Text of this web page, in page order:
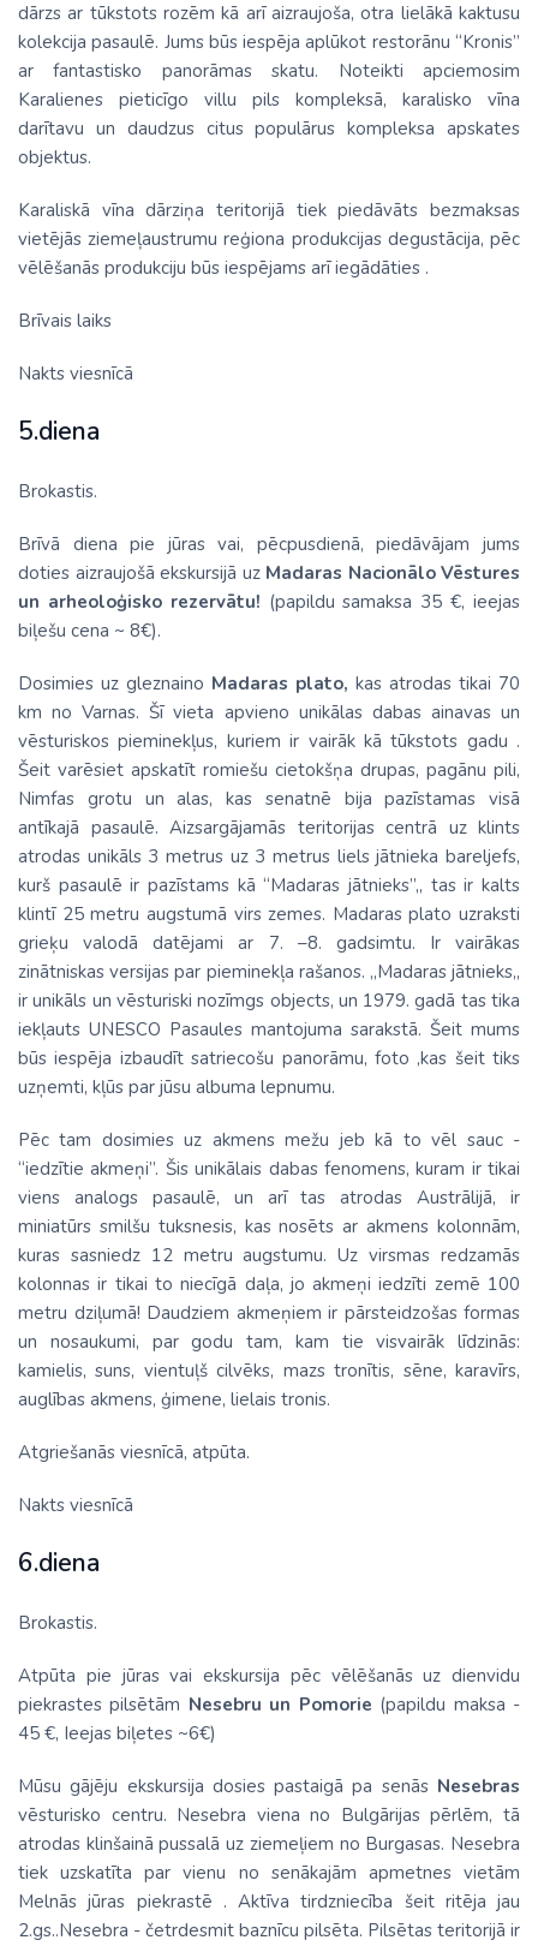
dārzs ar tūkstots rozēm kā arī aizraujoša, otra lielākā kaktusu
kolekcija pasaulē. Jums būs iespēja aplūkot restorānu “Kronis”
ar fantastisko panorāmas skatu. Noteikti apciemosim
Karalienes pieticīgo villu pils kompleksā, karalisko vīna
darītavu un daudzus citus populārus kompleksa apskates
objektus.
Karaliskā vīna dārziņa teritorijā tiek piedāvāts bezmaksas
vietējās ziemeļaustrumu reģiona produkcijas degustācija, pēc
vēlēšanās produkciju būs iespējams arī iegādāties .
Brīvais laiks
Nakts viesnīcā
5.diena
Brokastis.
Brīvā diena pie jūras vai, pēcpusdienā, piedāvājam jums
doties aizraujošā ekskursijā uzMadaras Nacionālo Vēstures
un arheoloģisko rezervātu! (papildu samaksa 35 €, ieejas
biļešu cena ~ 8€).
Dosimies uz gleznaino Madaras plato, kas atrodas tikai 70
km no Varnas. Šī vieta apvieno unikālas dabas ainavas un
vēsturiskos pieminekļus, kuriem ir vairāk kā tūkstots gadu .
Šeit varēsiet apskatīt romiešu cietokšņa drupas, pagānu pili,
Nimfas grotu un alas, kas senatnē bija pazīstamas visā
antīkajā pasaulē. Aizsargājamās teritorijas centrā uz klints
atrodas unikāls 3 metrus uz 3 metrus liels jātnieka bareljefs,
kurš pasaulē ir pazīstams kā “Madaras jātnieks”,, tas ir kalts
klintī 25 metru augstumā virs zemes. Madaras plato uzraksti
grieķu valodā datējami ar 7. –8. gadsimtu. Ir vairākas
zinātniskas versijas par pieminekļa rašanos. ,,Madaras jātnieks,,
ir unikāls un vēsturiski nozīmgs objects, un 1979. gadā tas tika
iekļauts UNESCO Pasaules mantojuma sarakstā. Šeit mums
būs iespēja izbaudīt satriecošu panorāmu, foto ,kas šeit tiks
uzņemti, kļūs par jūsu albuma lepnumu.
Pēc tam dosimies uz akmens mežu jeb kā to vēl sauc -
“iedzītie akmeņi”. Šis unikālais dabas fenomens, kuram ir tikai
viens analogs pasaulē, un arī tas atrodas Austrālijā, ir
miniatūrs smilšu tuksnesis, kas nosēts ar akmens kolonnām,
kuras sasniedz 12 metru augstumu. Uz virsmas redzamās
kolonnas ir tikai to niecīgā daļa, jo akmeņi iedzīti zemē 100
metru dziļumā! Daudziem akmeņiem ir pārsteidzošas formas
un nosaukumi, par godu tam, kam tie visvairāk līdzinās:
kamielis, suns, vientuļš cilvēks, mazs tronītis, sēne, karavīrs,
auglības akmens, ģimene, lielais tronis.
Atgriešanās viesnīcā, atpūta.
Nakts viesnīcā
6.diena
Brokastis.
Atpūta pie jūras vai ekskursija pēc vēlēšanās uz dienvidu
piekrastes pilsētām Nesebru un Pomorie (papildu maksa -
45 €, Ieejas biļetes ~6€)
Mūsu gājēju ekskursija dosies pastaigā pa senās Nesebras
vēsturisko centru. Nesebra viena no Bulgārijas pērlēm, tā
atrodas klinšainā pussalā uz ziemeļiem no Burgasas. Nesebra
tiek uzskatīta par vienu no senākajām apmetnes vietām
Melnās jūras piekrastē . Aktīva tirdzniecība šeit ritēja jau
2.gs..Nesebra - četrdesmit baznīcu pilsēta. Pilsētas teritorijā ir